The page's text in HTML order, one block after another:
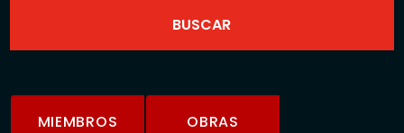
MIEMBROS OBRAS